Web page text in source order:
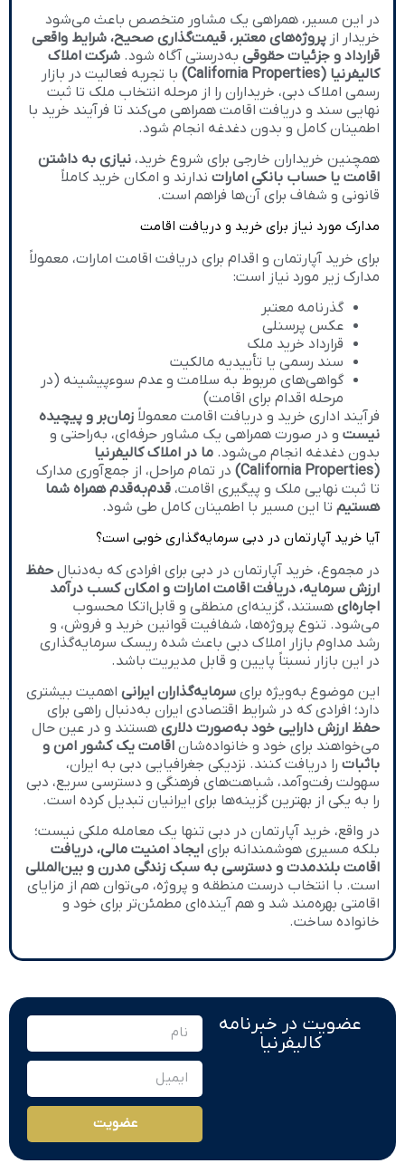
در این مسیر، همراهی یک مشاور متخصص باعث می‌شود
خریدار از پروژه‌های معتبر، قیمت‌گذاری صحیح، شرایط واقعی
قرارداد و جزئیات حقوقی به‌درستی آگاه شود. شرکت املاک
کالیفرنیا (California Properties)
با تجربه فعالیت در بازار
رسمی املاک دبی، خریداران را از مرحله انتخاب ملک تا ثبت
نهایی سند و دریافت اقامت همراهی می‌کند تا فرآیند خرید با
اطمینان کامل و بدون دغدغه انجام شود.
همچنین خریداران خارجی برای شروع خرید، نیازی به داشتن
اقامت یا حساب بانکی امارات ندارند و امکان خرید کاملاً
قانونی و شفاف برای آن‌ها فراهم است.
مدارک مورد نیاز برای خرید و دریافت اقامت
برای خرید آپارتمان و اقدام برای دریافت اقامت امارات، معمولاً
مدارک زیر مورد نیاز است:
گذرنامه معتبر
عکس پرسنلی
قرارداد خرید ملک
سند رسمی یا تأییدیه مالکیت
گواهی‌های مربوط به سلامت و عدم سوءپیشینه (در
مرحله اقدام برای اقامت)
فرآیند اداری خرید و دریافت اقامت معمولاً زمان‌بر و پیچیده
نیست و در صورت همراهی یک مشاور حرفه‌ای، به‌راحتی و
بدون دغدغه انجام می‌شود. ما در املاک کالیفرنیا
(California Properties)
در تمام مراحل، از جمع‌آوری مدارک
تا ثبت نهایی ملک و پیگیری اقامت، قدم‌به‌قدم همراه شما
هستیم تا این مسیر با اطمینان کامل طی شود.
آیا خرید آپارتمان در دبی سرمایه‌گذاری خوبی است؟
در مجموع، خرید آپارتمان در دبی برای افرادی که به‌دنبال حفظ
ارزش سرمایه، دریافت اقامت امارات و امکان کسب درآمد
اجاره‌ای هستند، گزینه‌ای منطقی و قابل‌اتکا محسوب
می‌شود. تنوع پروژه‌ها، شفافیت قوانین خرید و فروش، و
رشد مداوم بازار املاک دبی باعث شده ریسک سرمایه‌گذاری
در این بازار نسبتاً پایین و قابل مدیریت باشد.
این موضوع به‌ویژه برای سرمایه‌گذاران ایرانی اهمیت بیشتری
دارد؛ افرادی که در شرایط اقتصادی ایران به‌دنبال راهی برای
حفظ ارزش دارایی خود به‌صورت دلاری هستند و در عین حال
می‌خواهند برای خود و خانواده‌شان اقامت یک کشور امن و
باثبات را دریافت کنند. نزدیکی جغرافیایی دبی به ایران،
سهولت رفت‌وآمد، شباهت‌های فرهنگی و دسترسی سریع، دبی
را به یکی از بهترین گزینه‌ها برای ایرانیان تبدیل کرده است.
در واقع، خرید آپارتمان در دبی تنها یک معامله ملکی نیست؛
بلکه مسیری هوشمندانه برای ایجاد امنیت مالی، دریافت
اقامت بلندمدت و دسترسی به سبک زندگی مدرن و بین‌المللی
است. با انتخاب درست منطقه و پروژه، می‌توان هم از مزایای
اقامتی بهره‌مند شد و هم آینده‌ای مطمئن‌تر برای خود و
خانواده ساخت.
عضویت در خبرنامه
کالیفرنیا
عضویت